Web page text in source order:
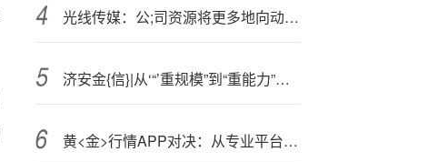
光线传媒：公;司资源将更多地向动画电影倾斜
济安金{信}|从‘“’重规模”到“重能力”：规模适度性引导行业理性健康发展
黄<金>行情APP对决：从专业平台到全能选手，谁是你的必备利器？